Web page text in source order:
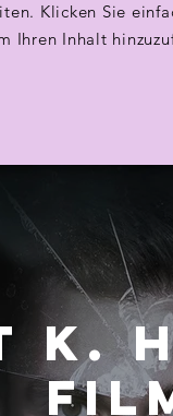
Klicken Sie
Ihren Inhalt
K.